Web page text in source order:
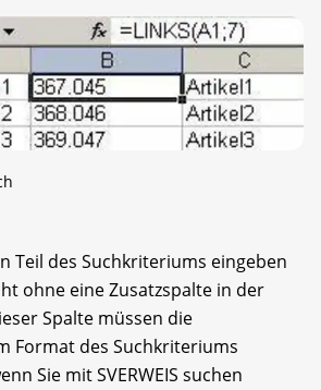
Teil des Suchkriteriums eingeben
ohne eine Zusatzspalte in der
Spalte müssen die
Format des Suchkriteriums
Sie mit SVERWEIS suchen